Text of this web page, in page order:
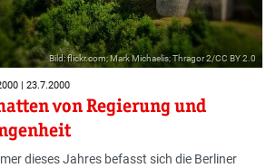
Bild: flickr.com; Mark Michaelis; Thragor 2/CC BY 2.0
| 23.7.2000
von Regierung und
dieses Jahres befasst sich die Berliner